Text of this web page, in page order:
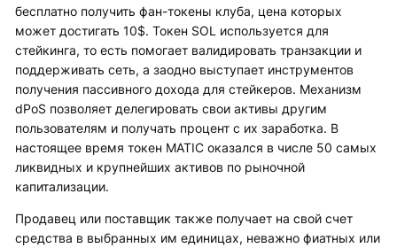
бесплатно получить фан-токены клуба, цена которых
может достигать 10$. Токен SOL используется для
стейкинга, то есть помогает валидировать транзакции и
поддерживать сеть, а заодно выступает инструментов
получения пассивного дохода для стейкеров. Механизм
dPoS позволяет делегировать свои активы другим
пользователям и получать процент с их заработка. В
настоящее время токен MATIC оказался в числе 50 самых
ликвидных и крупнейших активов по рыночной
капитализации.
Продавец или поставщик также получает на свой счет
средства в выбранных им единицах, неважно фиатных или